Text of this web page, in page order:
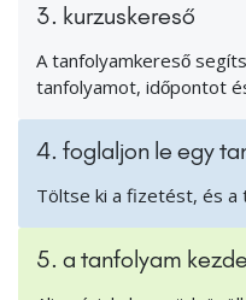
3. kurzuskereső
A tanfolyamkereső
tanfolyamot, időpontot
4. foglaljon le egy
Töltse ki a fizetést, és a
5. a tanfolyam